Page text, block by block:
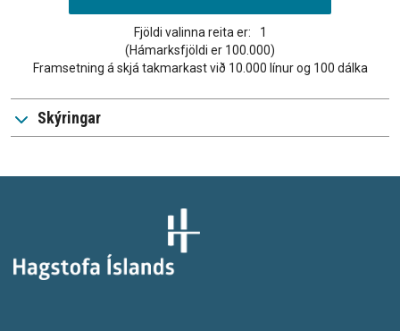
Fjöldi valinna reita er:
1
(Hámarksfjöldi er 100.000)
Framsetning á skjá takmarkast við 10.000 línur og 100 dálka
Skýringar